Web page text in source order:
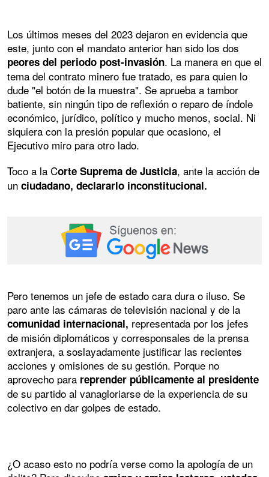
Los últimos meses del 2023 dejaron en evidencia que
este, junto con el mandato anterior han sido los dos
peores del periodo post-invasión. La manera en que el
tema del contrato minero fue tratado, es para quien lo
dude "el botón de la muestra". Se aprueba a tambor
batiente, sin ningún tipo de reflexión o reparo de índole
económico, jurídico, político y mucho menos, social. Ni
siquiera con la presión popular que ocasiono, el
Ejecutivo miro para otro lado.
Toco a la Corte Suprema de Justicia, ante la acción de
un ciudadano, declararlo inconstitucional.
Pero tenemos un jefe de estado cara dura o iluso. Se
paro ante las cámaras de televisión nacional y de la
comunidad internacional, representada por los jefes
de misión diplomáticos y corresponsales de la prensa
extranjera, a soslayadamente justificar las recientes
acciones y omisiones de su gestión. Porque no
aprovecho para reprender públicamente al presidente
de su partido al vanagloriarse de la experiencia de su
colectivo en dar golpes de estado.
¿O acaso esto no podría verse como la apología de un